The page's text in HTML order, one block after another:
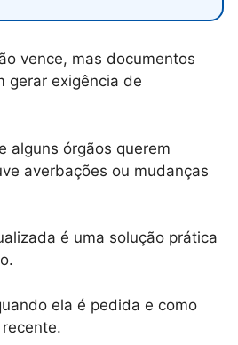
vence, mas documentos
gerar exigência de
alguns órgãos querem
averbações ou mudanças
é uma solução prática
ela é pedida e como